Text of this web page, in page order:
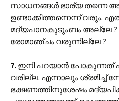
സാധനങ്ങൾ ഭാര്യ തന്നെ
ഉണ്ടാക്കിത്തന്നെന്ന് വരും.
മദ്യപാനകുടുംബം അല്ലേ ?
രോമാഞ്ചം വരുന്നില്ലേ ?
7. ഇനി പറയാൻ പോകുന്നത്
വരില്ല. എന്നാലും ശ്രമിച്ച്
ഭക്ഷണത്തിനുശേഷം